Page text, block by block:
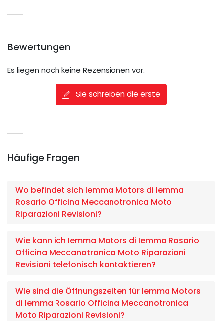
Bewertungen
Es liegen noch keine Rezensionen vor.
Sie schreiben die erste
Häufige Fragen
Wo befindet sich Iemma Motors di Iemma
Rosario Officina Meccanotronica Moto
Riparazioni Revisioni?
Wie kann ich Iemma Motors di Iemma Rosario
Officina Meccanotronica Moto Riparazioni
Revisioni telefonisch kontaktieren?
Wie sind die Öffnungszeiten für Iemma Motors
di Iemma Rosario Officina Meccanotronica
Moto Riparazioni Revisioni?